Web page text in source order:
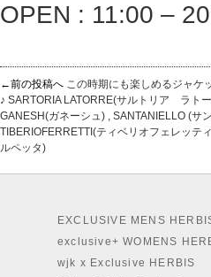
OPEN : 11:00 –
←前の投稿へ この時期にも楽しめるジャケ
♪ SARTORIA LATORRE(サルトリア ラト
GANESH(ガネーシュ) , SANTANIELLO (サ
TIBERIOFERRETTI(ティベリオフェレッテ
ルペッタ)
EXCLUSIVE MENS
exclusive+ WOMENS
wjk x Exclusive HERBIS